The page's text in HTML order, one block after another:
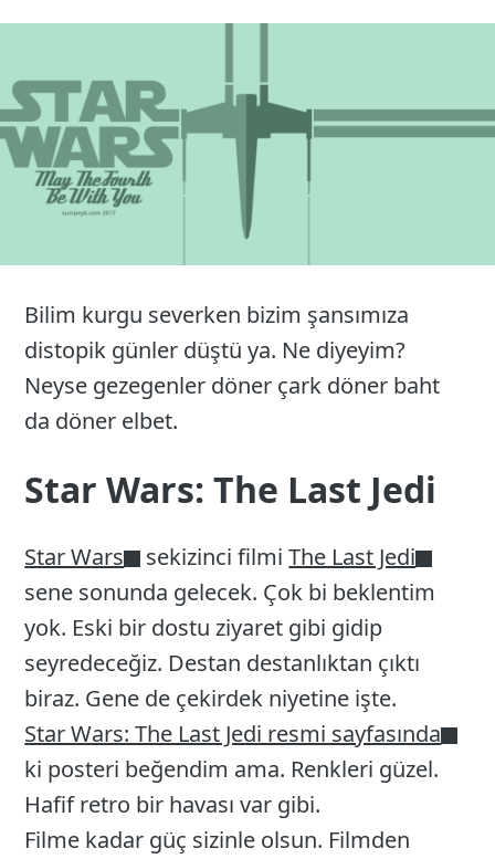
Mart
Bilim kurgu severken bizim şansımıza
distopik günler düştü ya. Ne diyeyim?
Neyse gezegenler döner çark döner baht
da döner elbet.
Star Wars: The Last Jedi
Star Wars sekizinci filmiThe Last Jedi
sene sonunda gelecek. Çok bi beklentim
yok. Eski bir dostu ziyaret gibi gidip
seyredeceğiz. Destan destanlıktan çıktı
biraz. Gene de çekirdek niyetine işte.
Star Wars: The Last Jedi resmi sayfasında
ki posteri beğendim ama. Renkleri güzel.
Hafif retro bir havası var gibi.
Filme kadar güç sizinle olsun. Filmden